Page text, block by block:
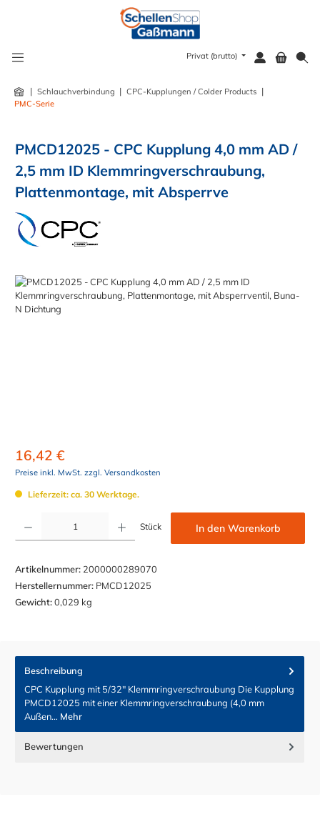
Privat (brutto)
| Schlauchverbindung | CPC-Kupplungen / Colder Products |
PMC-Serie
PMCD12025 - CPC Kupplung 4,0 mm AD /
2,5 mm ID Klemmringverschraubung,
Plattenmontage, mit Absperrve
Bildergalerie überspringen
16,42 €
Preise inkl. MwSt. zzgl. Versandkosten
Lieferzeit: ca. 30 Werktage.
Produkt Anzahl: Gib den gewünschten Wert ein oder benutze die Schaltflächen um die Anzahl
Stück In den Warenkorb
Artikelnummer: 2000000289070
Herstellernummer: PMCD12025
Gewicht:0,029 kg
Beschreibung
CPC Kupplung mit 5/32" Klemmringverschraubung Die Kupplung
PMCD12025 mit einer Klemmringverschraubung (4,0 mm
Außen… Mehr
Bewertungen